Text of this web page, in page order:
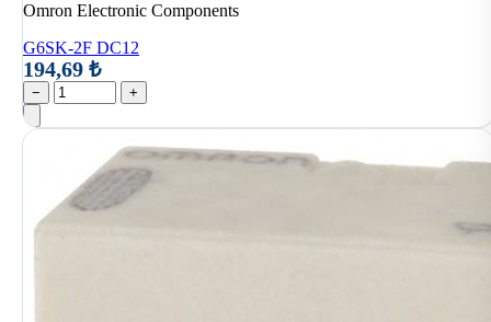
Omron Electronic Components
G6SK-2F DC12
194,69 ₺
− +